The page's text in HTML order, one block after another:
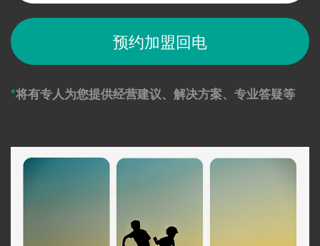
预约加盟回电
将有专人为您提供经营建议、解决方案、专业答疑等